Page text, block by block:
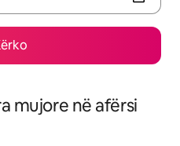
mujore në afërsi